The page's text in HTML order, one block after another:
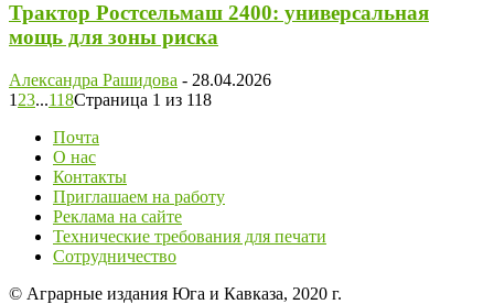
Трактор Ростсельмаш 2400: универсальная
мощь для зоны риска
Александра Рашидова - 28.04.2026
1 23...118Страница 1 из 118
Почта
О нас
Контакты
Приглашаем на работу
Реклама на сайте
Технические требования для печати
Сотрудничество
© Аграрные издания Юга и Кавказа, 2020 г.